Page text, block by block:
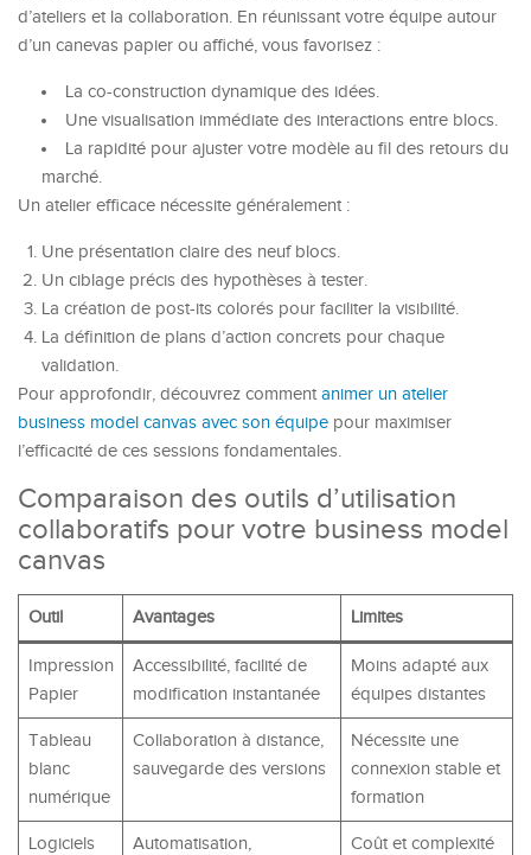
d’ateliers et la collaboration. En réunissant votre équipe autour
d’un canevas papier ou affiché, vous favorisez :
La co-construction dynamique des idées.
Une visualisation immédiate des interactions entre blocs.
La rapidité pour ajuster votre modèle au fil des retours du
marché.
Un atelier efficace nécessite généralement :
Une présentation claire des neuf blocs.
Un ciblage précis des hypothèses à tester.
La création de post-its colorés pour faciliter la visibilité.
La définition de plans d’action concrets pour chaque
validation.
Pour approfondir, découvrez comment animer un atelier
business model canvas avec son équipe pour maximiser
l’efficacité de ces sessions fondamentales.
Comparaison des outils d’utilisation
collaboratifs pour votre business model
canvas
Outil Avantages Limites
Impression
Papier
Accessibilité, facilité de
modification instantanée
Moins adapté aux
équipes distantes
Tableau
blanc
numérique
Collaboration à distance,
sauvegarde des versions
Nécessite une
connexion stable et
formation
Logiciels
Automatisation,
Coût et complexité